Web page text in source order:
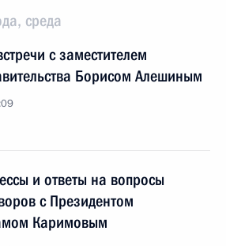
среда
с заместителем
Борисом Алешиным
и ответы на вопросы
с Президентом
Каримовым